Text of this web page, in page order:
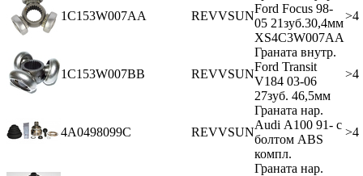
1C153W007AA REVVSUN
Ford Focus 98-
05 21зуб.30,4мм
XS4C3W007AA
>4
1C153W007BB REVVSUN
Граната внутр.
Ford Transit
V184 03-06
27зуб. 46,5мм
>4
4A0498099C REVVSUN
Граната нар.
Audi А100 91- c
болтом ABS
компл.
>4
Граната нар.